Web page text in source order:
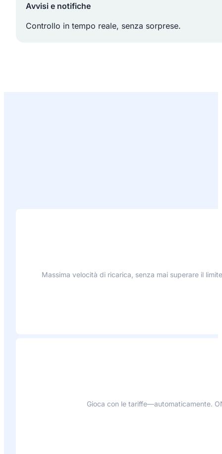
Avvisi e notifiche
Controllo in tempo reale, senza sorprese.
Massima velocità di ricarica, senza mai superare il
Gioca con le tariffe—automaticamente.